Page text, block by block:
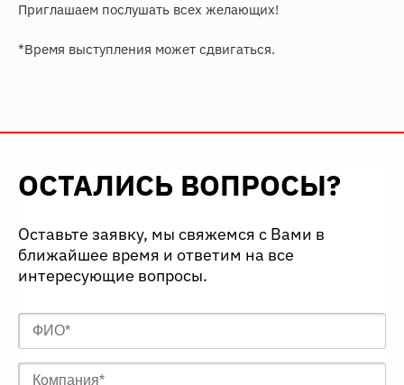
Приглашаем послушать всех желающих!
*Время выступления может сдвигаться.
ОСТАЛИСЬ ВОПРОСЫ?
Оставьте заявку, мы свяжемся с Вами в
ближайшее время и ответим на все
интересующие вопросы.